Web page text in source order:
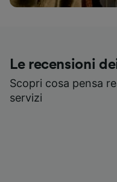
Le recensioni
Scopri cosa pensa
servizi